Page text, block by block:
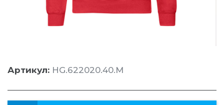
Артикул: HG.622020.40.M